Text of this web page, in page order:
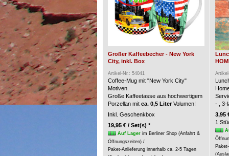
Großer Kaffeebecher - New York
City, inkl. Box
Artikel-Nr.: 54041
Coffee-Mug mit "New York City"
Motiven.
Große Kaffeetasse aus hochwertigem
Porzellan mit ca. 0,5 LiterVolumen!
Inkl. Geschenkbox
19,95 € / Set(s) *
Auf Lagerim Berliner Shop (Anfahrt &
Öffnungszeiten) /
Paket-Anlieferung innerhalb ca. 2-5 Tagen
- , 3-
3,95
1